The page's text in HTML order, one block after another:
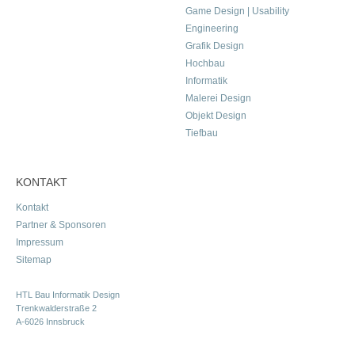
Game Design | Usability
Engineering
Grafik Design
Hochbau
Informatik
Malerei Design
Objekt Design
Tiefbau
KONTAKT
Kontakt
Partner & Sponsoren
Impressum
Sitemap
HTL Bau Informatik Design
Trenkwalderstraße 2
A-6026 Innsbruck